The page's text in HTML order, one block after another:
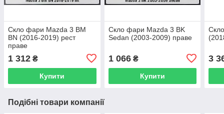
Скло фари Mazda 3 BM
BN (2016-2019) рест
праве
1 312 ₴
Купити
Скло фари Mazda 3 BK
Sedan (2003-2009) праве
1 066₴
Купити
3
Подібні товари компанії